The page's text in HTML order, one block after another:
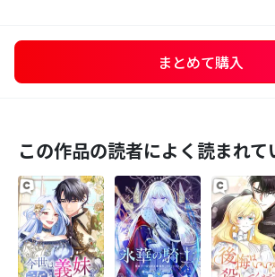
まとめて購入
この作品の読者によく読まれて